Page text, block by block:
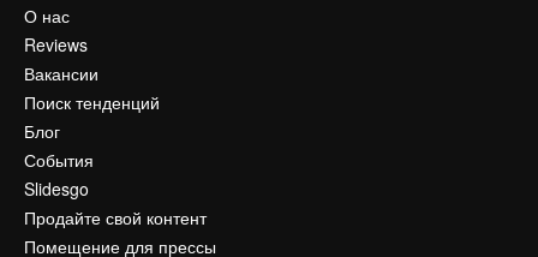
О нас
Reviews
Вакансии
Поиск тенденций
Блог
События
Slidesgo
Продайте свой контент
Помещение для прессы